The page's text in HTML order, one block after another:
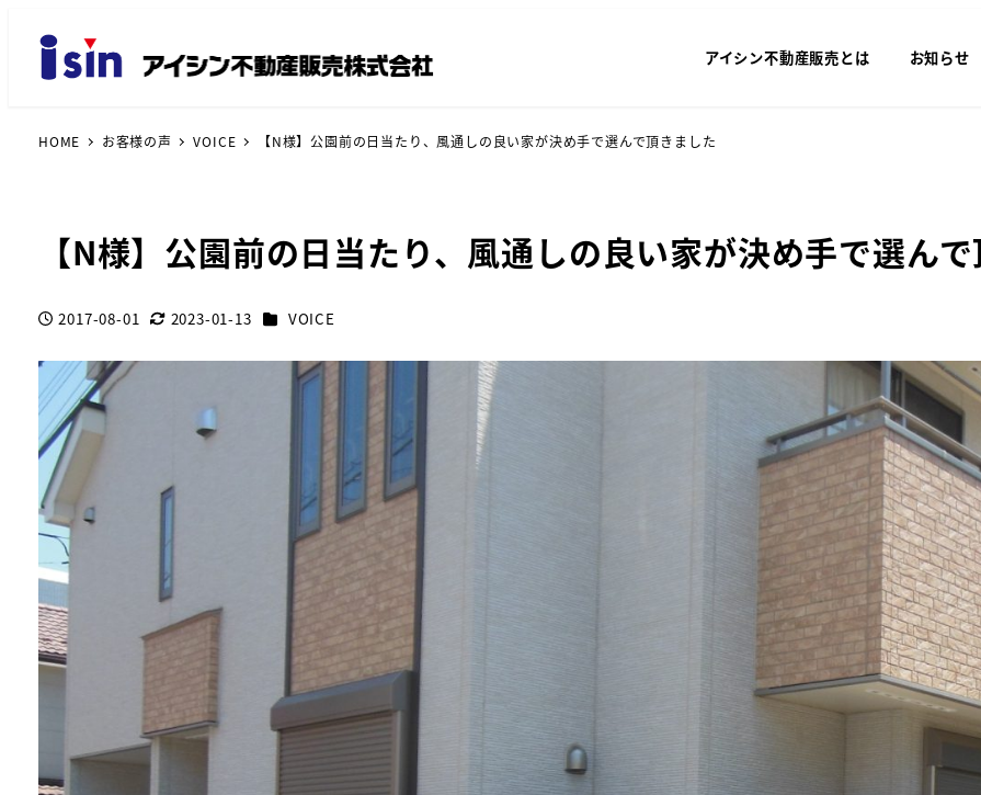
アイシン不動産販売とは お知らせ
HOME お客様の声 VOICE 【N様】公園前の日当たり、風通しの良い家が決め手で選んで頂きました
【N様】公園前の日当たり、風通しの良い家が決め手で選ん
投稿日
2017-08-01
更新日
2023-01-13 カテゴリー
VOICE